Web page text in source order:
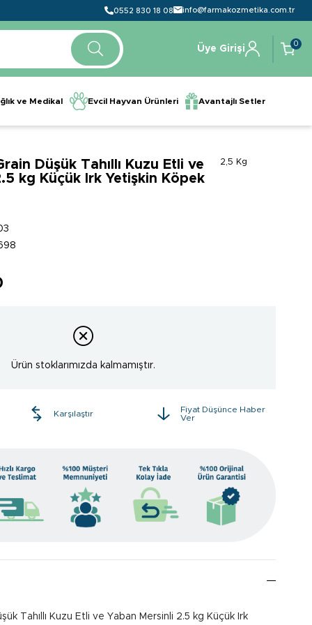
0552 830 18 08 info@farmakozmetika.com.tr
Üye Girişi
0
ve Medikal Evcil Hayvan Ürünleri Avantajlı Setler
2,5 Kg
Düşük Tahıllı Kuzu Etli ve
kg Küçük Irk Yetişkin Köpek
Ürün stoklarımızda kalmamıştır.
Karşılaştır
Fiyat Düşünce Haber
Ver
Tahıllı Kuzu Etli ve Yaban Mersinli 2.5 kg Küçük Irk